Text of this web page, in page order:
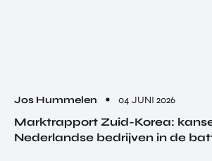
Jos Hummelen 04 JUNI 2026
Marktrapport Zuid-Korea:
Nederlandse bedrijven in de